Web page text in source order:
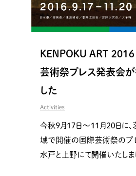
KENPOKU ART
芸術祭プレス発表会
した
Activities
今秋9月17日〜11月20日に
域で開催の国際芸術祭のプ
水戸と上野にて開催いたしま